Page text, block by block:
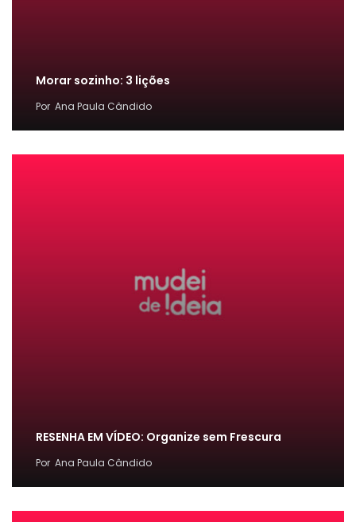
Morar sozinho: 3 lições
Por Ana Paula Cândido
RESENHA EM VÍDEO: Organize sem Frescura
Por Ana Paula Cândido